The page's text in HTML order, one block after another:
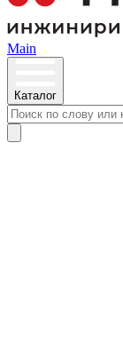
Main
Каталог